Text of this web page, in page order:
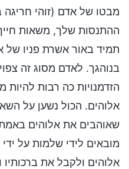
מבטו של אדם (זוהי חריגה
ההתנסות שלך, משאות
תמיד באור אשרת פניו של
בנוהגך. לאדם מסוג זה
הזדמנויות כה רבות להיות
אלוהים. הכול נשען על
שאוהבים את אלוהים
מובאים לידי שלמות על
אלוהים ולקבל את